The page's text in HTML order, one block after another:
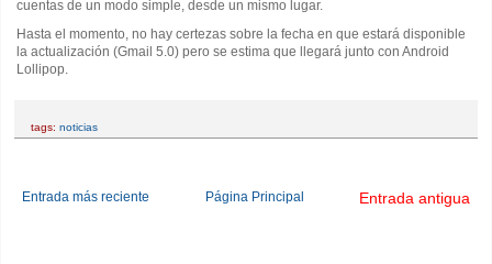
cuentas de un modo simple, desde un mismo lugar.
Hasta el momento, no hay certezas sobre la fecha en que estará disponible
la actualización (Gmail 5.0) pero se estima que llegará junto con Android
Lollipop.
tags: noticias
Entrada más reciente Entrada antigua
Página Principal